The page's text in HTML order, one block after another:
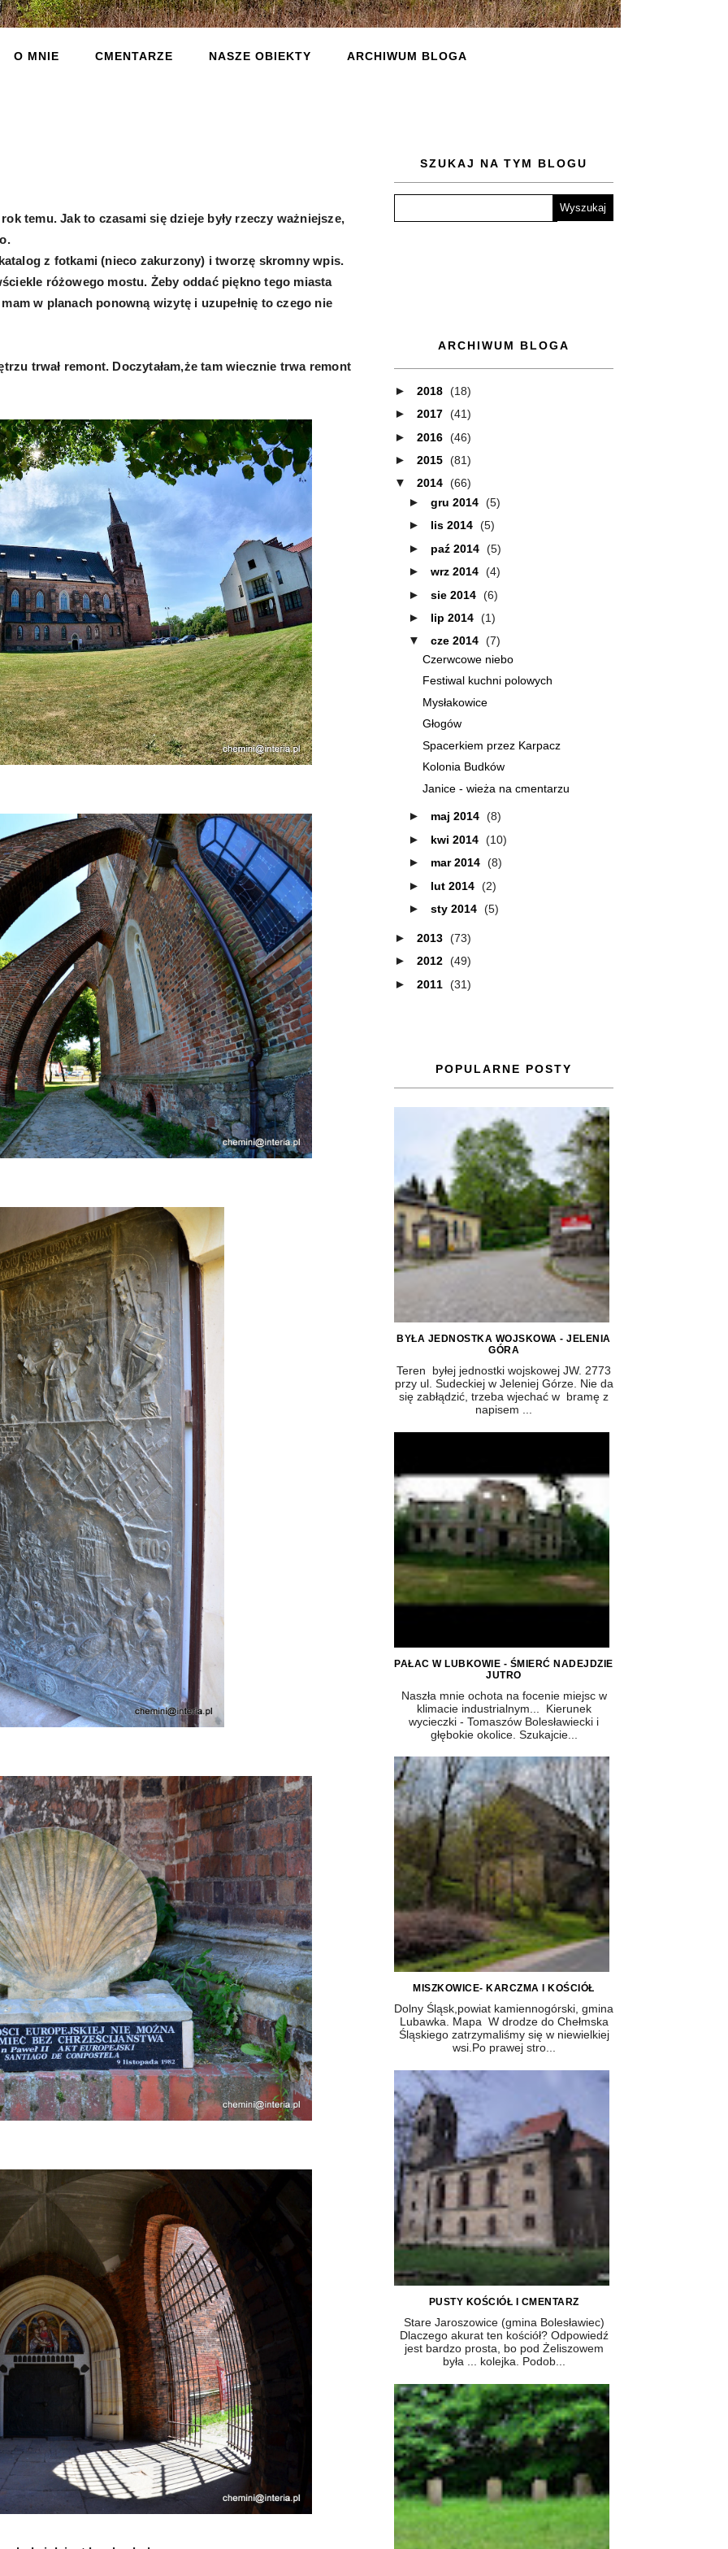
O MNIE CMENTARZE NASZE OBIEKTY ARCHIWUM BLOGA
temu. Jak to czasami się dzieje były rzeczy ważniejsze,
z fotkami (nieco zakurzony) i tworzę skromny wpis.
różowego mostu. Żeby oddać piękno tego miasta
w planach ponowną wizytę i uzupełnię to czego nie
trwał remont. Doczytałam,że tam wiecznie trwa remont
SZUKAJ NA TYM BLOGU
ARCHIWUM BLOGA
► 2018 (18)
► 2017 (41)
► 2016 (46)
► 2015 (81)
▼ 2014 (66)
► gru 2014 (5)
► lis 2014 (5)
► paź 2014 (5)
► wrz 2014 (4)
► sie 2014 (6)
► lip 2014 (1)
▼ cze 2014 (7)
Czerwcowe niebo
Festiwal kuchni polowych
Mysłakowice
Głogów
Spacerkiem przez Karpacz
Kolonia Budków
Janice - wieża na cmentarzu
► maj 2014 (8)
► kwi 2014 (10)
► mar 2014 (8)
► lut 2014 (2)
► sty 2014 (5)
► 2013 (73)
► 2012 (49)
► 2011 (31)
POPULARNE POSTY
BYŁA JEDNOSTKA WOJSKOWA - JELENIA
GÓRA
Teren byłej jednostki wojskowej JW. 2773
przy ul. Sudeckiej w Jeleniej Górze. Nie da
się zabłądzić, trzeba wjechać w bramę z
napisem ...
PAŁAC W LUBKOWIE - ŚMIERĆ NADEJDZIE
JUTRO
Naszła mnie ochota na focenie miejsc w
klimacie industrialnym... Kierunek
wycieczki - Tomaszów Bolesławiecki i
głębokie okolice. Szukajcie...
MISZKOWICE- KARCZMA I KOŚCIÓŁ
Dolny Śląsk,powiat kamiennogórski, gmina
Lubawka. Mapa W drodze do Chełmska
Śląskiego zatrzymaliśmy się w niewielkiej
wsi.Po prawej stro...
PUSTY KOŚCIÓŁ I CMENTARZ
Stare Jaroszowice (gmina Bolesławiec)
Dlaczego akurat ten kościół? Odpowiedź
jest bardzo prosta, bo pod Żeliszowem
była ... kolejka. Podob...